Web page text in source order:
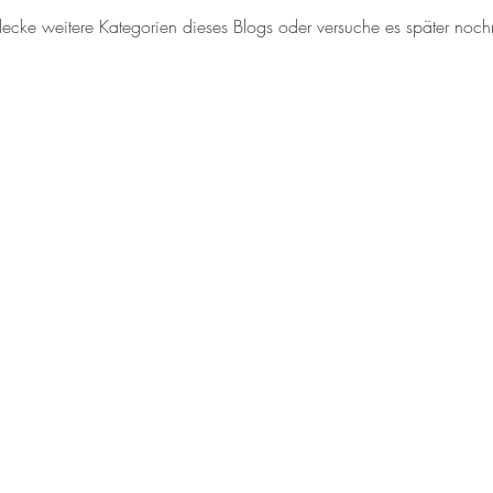
weitere Kategorien dieses Blogs oder versuche es später